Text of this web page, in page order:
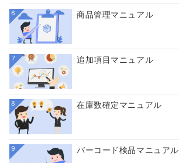
6 商品管理マニュアル
7 追加項目マニュアル
8 在庫数確定マニュアル
9 バーコード検品マニュアル